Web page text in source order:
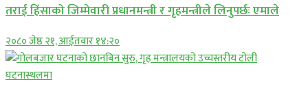
तराई हिंसाको जिम्मेवारी प्रधानमन्त्री र गृहमन्त्रीले लिनुपर्छः एमाले
२०८० जेष्ठ २१, आईतवार १४:२०